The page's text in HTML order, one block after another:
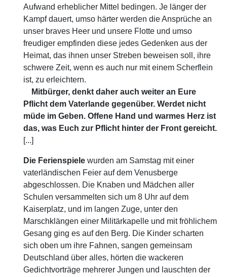
Aufwand erheblicher Mittel bedingen. Je länger der
Kampf dauert, umso härter werden die Ansprüche an
unser braves Heer und unsere Flotte und umso
freudiger empfinden diese jedes Gedenken aus der
Heimat, das ihnen unser Streben beweisen soll, ihre
schwere Zeit, wenn es auch nur mit einem Scherflein
ist, zu erleichtern.
Mitbürger, denkt daher auch weiter an Eure
Pflicht dem Vaterlande gegenüber. Werdet nicht
müde im Geben. Offene Hand und warmes Herz ist
das, was Euch zur Pflicht hinter der Front gereicht.
[...]
Die Ferienspiele wurden am Samstag mit einer
vaterländischen Feier auf dem Venusberge
abgeschlossen. Die Knaben und Mädchen aller
Schulen versammelten sich um 8 Uhr auf dem
Kaiserplatz, und im langen Zuge, unter den
Marschklängen einer Militärkapelle und mit fröhlichem
Gesang ging es auf den Berg. Die Kinder scharten
sich oben um ihre Fahnen, sangen gemeinsam
Deutschland über alles, hörten die wackeren
Gedichtvorträge mehrerer Jungen und lauschten der